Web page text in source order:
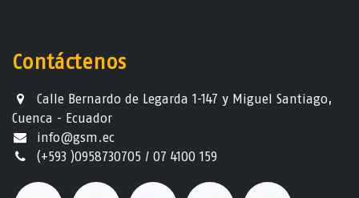
Contáctenos
Calle Bernardo de Legarda 1-147 y Miguel Santiago,
Cuenca - Ecuador
info@gsm.ec​
(+593 )0958730705 / 07 4100 159